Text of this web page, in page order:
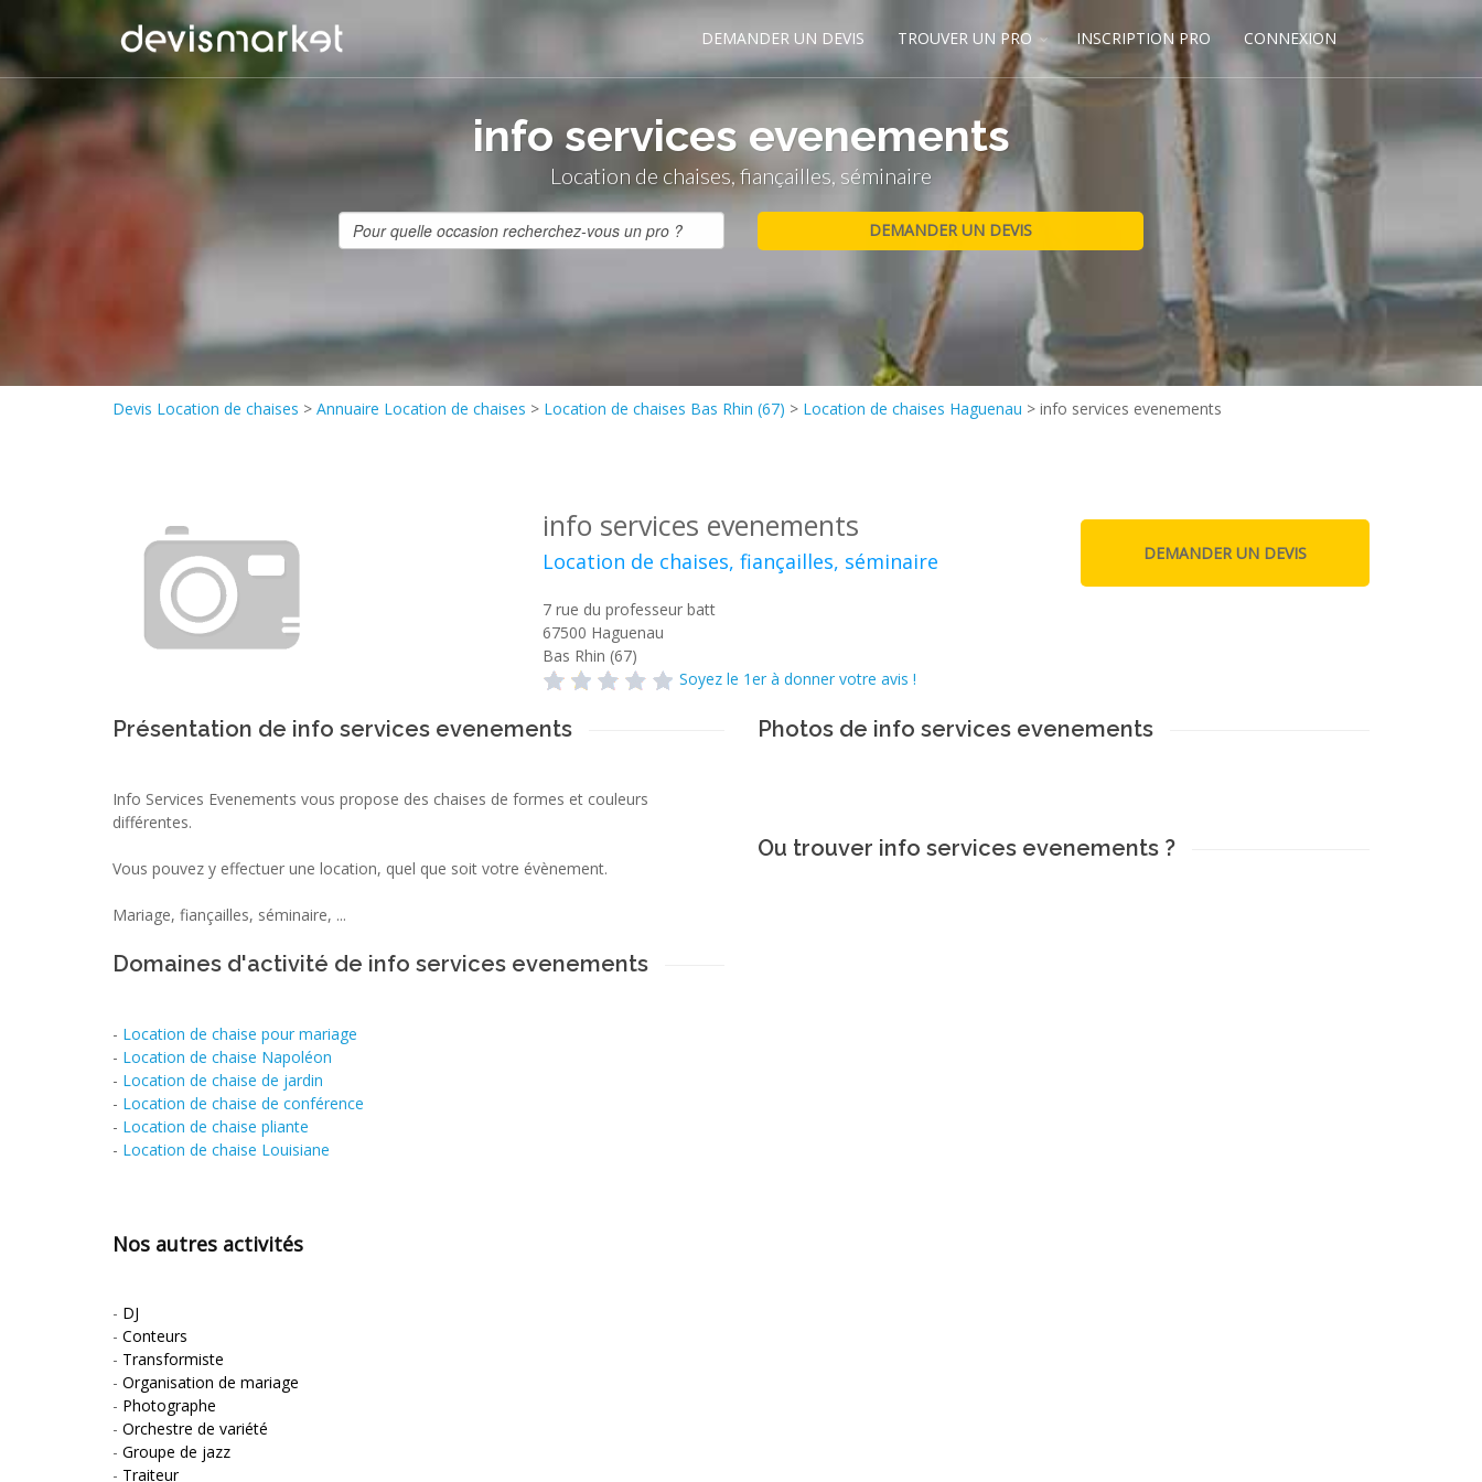
DEMANDER UN DEVIS TROUVER UN PRO INSCRIPTION PRO CONNEXION
info services evenements
Location de chaises, fiançailles, séminaire
Devis Location de chaises > Annuaire Location de chaises > Location de chaises Bas Rhin (67) > Location de chaises Haguenau > info services evenements
info services evenements
Location de chaises, fiançailles, séminaire
7 rue du professeur batt
67500 Haguenau
Bas Rhin (67)
Soyez le 1er à donner votre avis !
Présentation de info services evenements
Info Services Evenements vous propose des chaises de formes et couleurs
différentes.
Vous pouvez y effectuer une location, quel que soit votre évènement.
Mariage, fiançailles, séminaire, ...
Domaines d'activité de info services evenements
- Location de chaise pour mariage
- Location de chaise Napoléon
- Location de chaise de jardin
- Location de chaise de conférence
- Location de chaise pliante
- Location de chaise Louisiane
Nos autres activités
- DJ
- Conteurs
- Transformiste
- Organisation de mariage
- Photographe
- Orchestre de variété
- Groupe de jazz
- Traiteur
Photos de info services evenements
Ou trouver info services evenements ?